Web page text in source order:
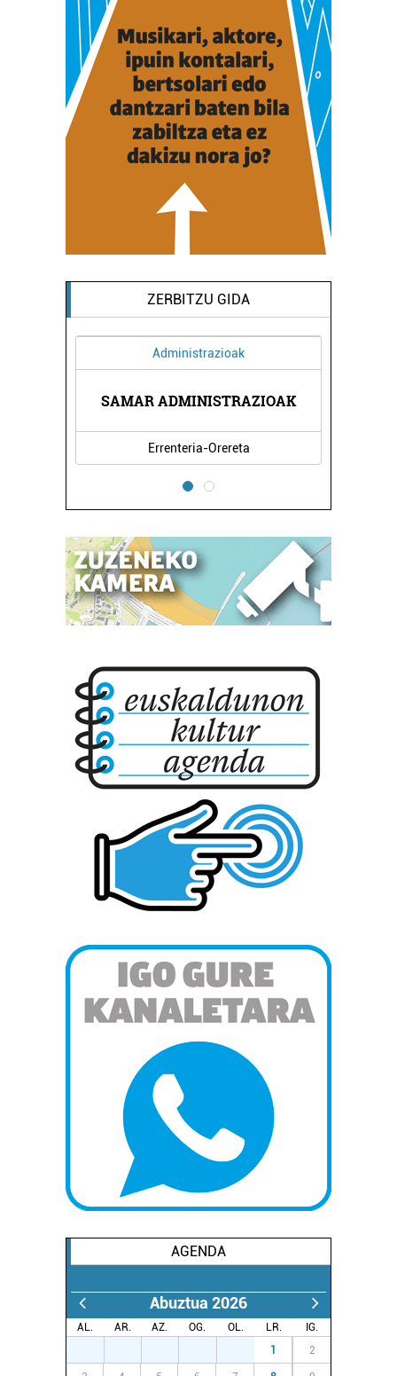
ZERBITZU GIDA
Administrazioak
SAMAR ADMINISTRAZIOAK
Errenteria-Orereta
AGENDA
Abuztua 2026
AL. AR. AZ. OG. OL. LR.
IG.
1 2